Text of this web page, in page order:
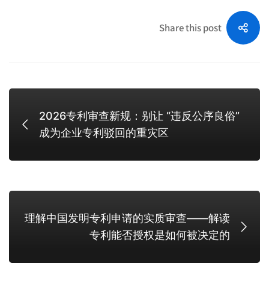
Share this post
2026专利审查新规：别让 “违反公序良俗”
成为企业专利驳回的重灾区
理解中国发明专利申请的实质审查——解读
专利能否授权是如何被决定的